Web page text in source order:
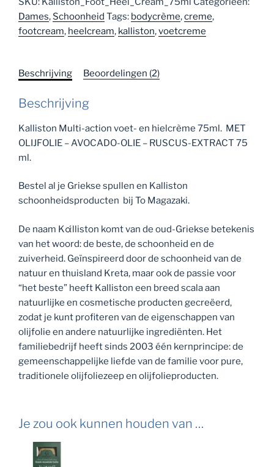
Dames, Schoonheid Tags: bodycrème,creme,
footcream, heelcream, kalliston,voetcreme
Beschrijving Beoordelingen (2)
Beschrijving
Kalliston Multi-action voet- en hielcrème 75ml. MET
OLIJFOLIE – AVOCADO-OLIE – RUSCUS-EXTRACT 75
ml.
Bestel al je Griekse spullen en Kalliston
schoonheidsproducten bij To Magazaki.
De naam Kάlliston komt van de oud-Griekse betekenis
van het woord: de beste, de schoonheid en de
zuiverheid. Geïnspireerd door de schoonheid van de
natuur en thuisland Kreta, maar ook de passie voor
“het beste” heeft Kalliston een breed scala aan
natuurlijke en cosmetische producten gecreëerd,
zodat je kunt profiteren van de eigenschappen van
olijfolie en andere natuurlijke ingrediënten. Het
familiebedrijf heeft sinds 2003 één kernprincipe: de
gemeenschappelijke liefde van de familie voor pure,
traditionele olijfoliezeep en olijfolieproducten.
Je zou ook kunnen houden van …